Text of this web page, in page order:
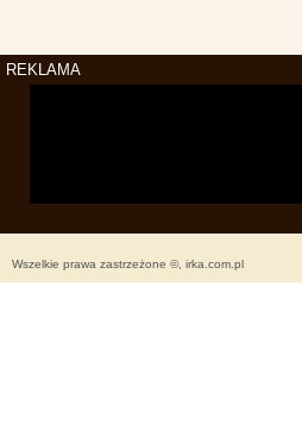
REKLAMA
Wszelkie prawa zastrzeżone ©, irka.com.pl